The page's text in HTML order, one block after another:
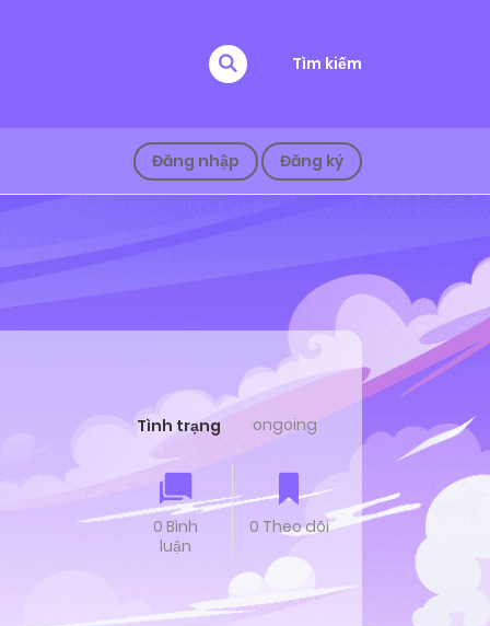
Tìm kiếm
Đăng nhập Đăng ký
Tình trạng ongoing
0 Bình
luận
0 Theo dõi